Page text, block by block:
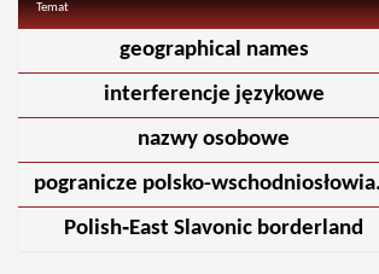
Temat
geographical names
interferencje językowe
nazwy osobowe
pogranicze polsko-
Polish‑East Slavonic borderland